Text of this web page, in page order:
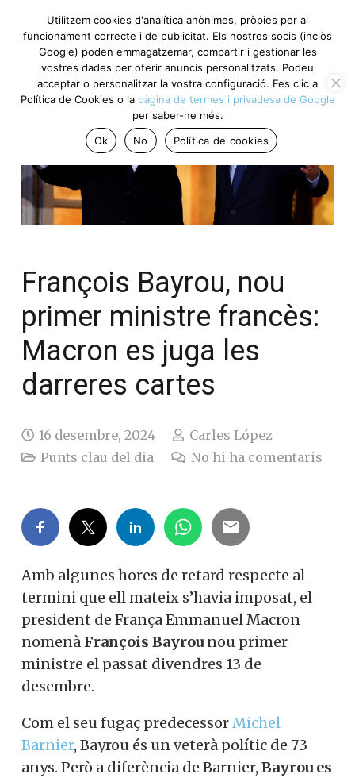
François Bayrou, nou
primer ministre francès:
Macron es juga les
darreres cartes
16 desembre, 2024
Carles López
Punts clau del dia
No hi ha comentaris
Amb algunes hores de retard respecte al
termini que ell mateix s’havia imposat, el
president de França Emmanuel Macron
nomenà François Bayrou nou primer
ministre el passat divendres 13 de
desembre.
Com el seu fugaç predecessorMichel
Barnier, Bayrou és un veterà polític de 73
anys. Però a diferència de Barnier, Bayrou es
Utilitzem cookies d'analítica anònimes, pròpies per al
funcionament correcte i de publicitat. Els nostres socis (inclòs
Google) poden emmagatzemar, compartir i gestionar les
vostres dades per oferir anuncis personalitzats. Podeu
acceptar o personalitzar la vostra configuració. Fes clic a
Política de Cookies o la pàgina de termes i privadesa de Google
per saber-ne més.
Ok
No Política de cookies